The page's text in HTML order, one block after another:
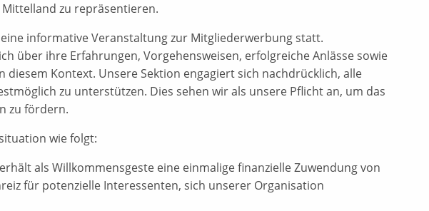
zu repräsentieren.
informative Veranstaltung zur Mitgliederwerbung statt.
über ihre Erfahrungen, Vorgehensweisen, erfolgreiche Anlässe sowie
Kontext. Unsere Sektion engagiert sich nachdrücklich, alle
zu unterstützen. Dies sehen wir als unsere Pflicht an, um das
zu fördern.
wie folgt:
als Willkommensgeste eine einmalige finanzielle Zuwendung von
für potenzielle Interessenten, sich unserer Organisation